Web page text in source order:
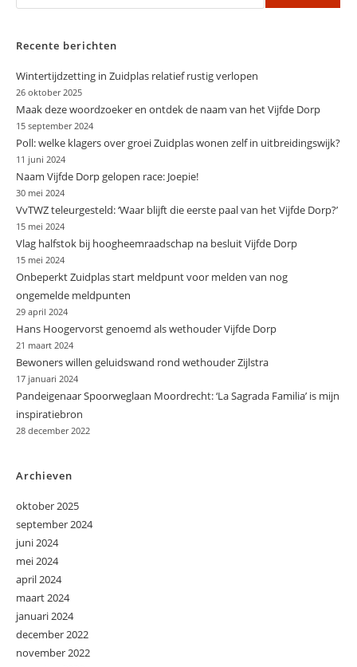
Recente berichten
Wintertijdzetting in Zuidplas relatief rustig verlopen
26 oktober 2025
Maak deze woordzoeker en ontdek de naam van het Vijfde Dorp
15 september 2024
Poll: welke klagers over groei Zuidplas wonen zelf in uitbreidingswijk?
11 juni 2024
Naam Vijfde Dorp gelopen race: Joepie!
30 mei 2024
VvTWZ teleurgesteld: ‘Waar blijft die eerste paal van het Vijfde Dorp?’
15 mei 2024
Vlag halfstok bij hoogheemraadschap na besluit Vijfde Dorp
15 mei 2024
Onbeperkt Zuidplas start meldpunt voor melden van nog
ongemelde meldpunten
29 april 2024
Hans Hoogervorst genoemd als wethouder Vijfde Dorp
21 maart 2024
Bewoners willen geluidswand rond wethouder Zijlstra
17 januari 2024
Pandeigenaar Spoorweglaan Moordrecht: ‘La Sagrada Familia’ is mijn
inspiratiebron
28 december 2022
Archieven
oktober 2025
september 2024
juni 2024
mei 2024
april 2024
maart 2024
januari 2024
december 2022
november 2022